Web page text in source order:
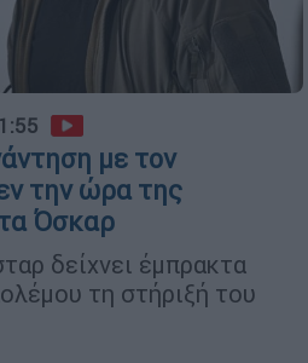
με τον
την ώρα της
Όσκαρ
δείχνει έμπρακτα
τη στήριξή του